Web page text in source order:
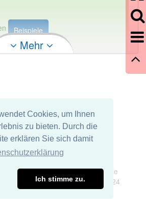
Cookies, um Ihnen
zu bieten. Durch die
erklären Sie sich damit
Ich stimme zu.
Beispiele
Beispiele
-drehpfeileraber mit einem
Nutzer haben den Artikel
Mehr
Garantie und keine Haftung für die
dieser Seite. DDDEasy 2024